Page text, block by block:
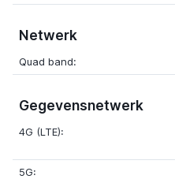
Netwerk
Quad band:
Gegevensnetwerk
4G (LTE):
5G: